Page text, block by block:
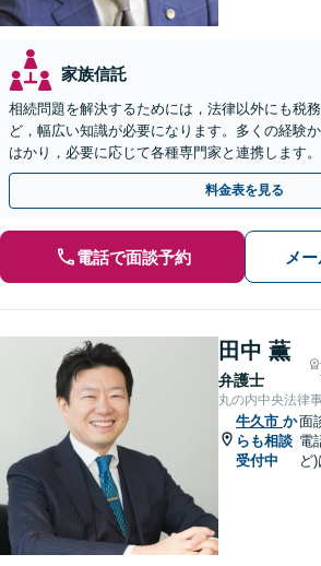
家族信託
相続問題を解決するためには，法律以外にも税
ど，幅広い知識が必要になります。多くの経験
はかり，必要に応じて各種専門家と連携します。
料金表を見る
電話で面談予約 メ
田中 薫
弁護士
丸の内中央法律
牛久市 か
らも相談
受付中
面
電
ど